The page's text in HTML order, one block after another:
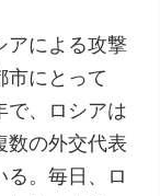
アによる攻撃
市にとって
で、ロシアは
数の外交代表
る。毎日、ロ